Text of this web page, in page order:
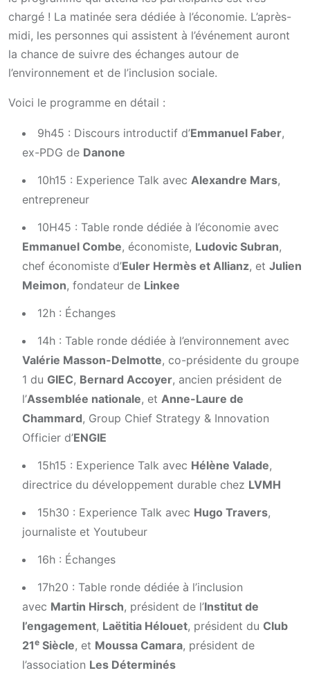
chargé ! La matinée sera dédiée à l’économie. L’après-
midi, les personnes qui assistent à l’événement auront
la chance de suivre des échanges autour de
l’environnement et de l’inclusion sociale.
Voici le programme en détail :
9h45 : Discours introductif d’Emmanuel Faber,
ex-PDG de Danone
10h15 : Experience Talk avec Alexandre Mars,
entrepreneur
10H45 : Table ronde dédiée à l’économie avec
Emmanuel Combe, économiste, Ludovic Subran,
chef économiste d’Euler Hermès et Allianz, et Julien
Meimon, fondateur de Linkee
12h : Échanges
14h : Table ronde dédiée à l’environnement avec
Valérie Masson-Delmotte, co-présidente du groupe
1 du GIEC, Bernard Accoyer, ancien président de
l’Assemblée nationale, et Anne-Laure de
Chammard, Group Chief Strategy & Innovation
Officier d’ENGIE
15h15 : Experience Talk avec Hélène Valade,
directrice du développement durable chez LVMH
15h30 : Experience Talk avec Hugo Travers,
journaliste et Youtubeur
16h : Échanges
17h20 : Table ronde dédiée à l’inclusion
avec Martin Hirsch, président de l’Institut de
l’engagement, Laëtitia Hélouet, président du Club
21e Siècle, et Moussa Camara, président de
l’association Les Déterminés